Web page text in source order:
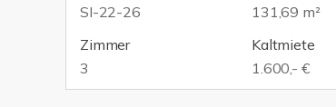
SI-22-26
131,69 m²
Zimmer
3
Kaltmiete
1.600,- €